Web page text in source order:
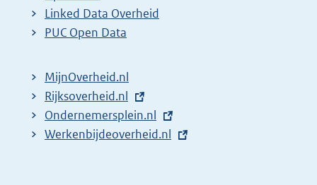
e
r
l
i
n
k
Linked Data Overheid
PUC Open Data
MijnOverheid.nl
E
x
t
Rijksoverheid.nl
E
x
Ondernemersplein.nl
E
Werkenbijdeoverheid.nl